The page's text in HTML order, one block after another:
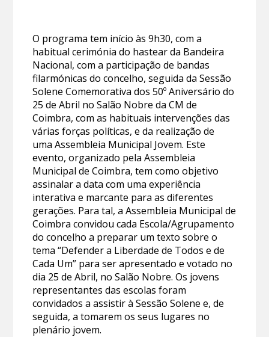
O programa tem início às 9h30, com a
habitual cerimónia do hastear da Bandeira
Nacional, com a participação de bandas
filarmónicas do concelho, seguida da Sessão
Solene Comemorativa dos 50º Aniversário do
25 de Abril no Salão Nobre da CM de
Coimbra, com as habituais intervenções das
várias forças políticas, e da realização de
uma Assembleia Municipal Jovem. Este
evento, organizado pela Assembleia
Municipal de Coimbra, tem como objetivo
assinalar a data com uma experiência
interativa e marcante para as diferentes
gerações. Para tal, a Assembleia Municipal de
Coimbra convidou cada Escola/Agrupamento
do concelho a preparar um texto sobre o
tema “Defender a Liberdade de Todos e de
Cada Um” para ser apresentado e votado no
dia 25 de Abril, no Salão Nobre. Os jovens
representantes das escolas foram
convidados a assistir à Sessão Solene e, de
seguida, a tomarem os seus lugares no
plenário jovem.